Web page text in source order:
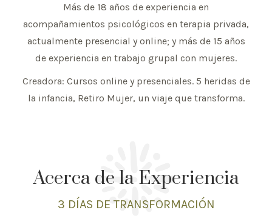
Más de 18 años de experiencia en
acompañamientos psicológicos en terapia privada,
actualmente presencial y online; y más de 15 años
de experiencia en trabajo grupal con mujeres.
Creadora: Cursos online y presenciales. 5 heridas de
la infancia, Retiro Mujer, un viaje que transforma.
Acerca de la Experiencia
3 DÍAS DE TRANSFORMACIÓN